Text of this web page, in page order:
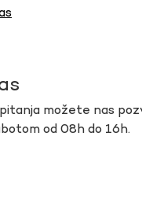
možete nas
od 08h do 16h.